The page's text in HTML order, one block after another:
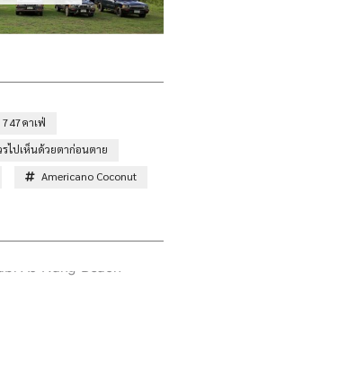
747คาเฟ่
ไปเห็นด้วยตาก่อนตาย
Americano Coconut